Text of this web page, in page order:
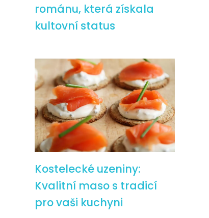
románu, která získala
kultovní status
Kostelecké uzeniny:
Kvalitní maso s tradicí
pro vaši kuchyni